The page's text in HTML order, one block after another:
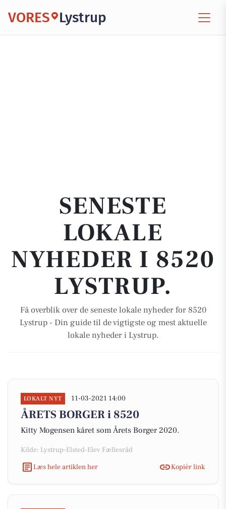
VORES Lystrup
SENESTE
LOKALE
NYHEDER I 8520
LYSTRUP.
Få overblik over de seneste lokale nyheder for 8520
Lystrup - Din guide til de vigtigste og mest aktuelle
lokale nyheder i Lystrup.
LOKALT NYT 11-03-2021 14:00
ÅRETS BORGER i 8520
Kitty Mogensen kåret som Årets Borger 2020.
Kilde: Lystrup-Elsted-Elev Fællesråd
Læs hele artiklen her
Kopiér link